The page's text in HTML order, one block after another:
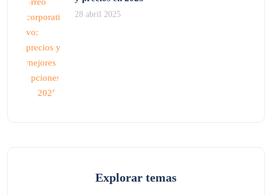
28 abril 2025
Explorar temas